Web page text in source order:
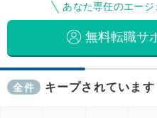
あなた専任のエージ
無料転職サ
全件 キープされています